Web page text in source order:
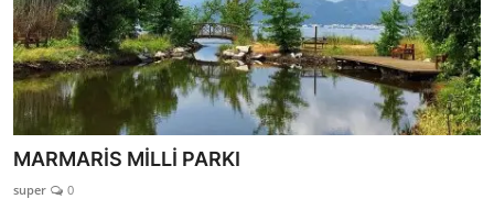
MARMARİS MİLLİ PARKI
super 0